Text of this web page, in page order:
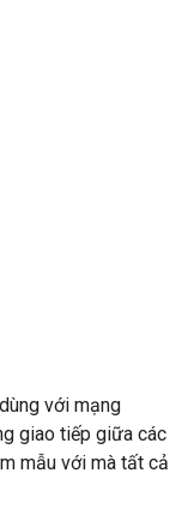
với mạng
giao tiếp giữa các
mẫu với mà tất cả